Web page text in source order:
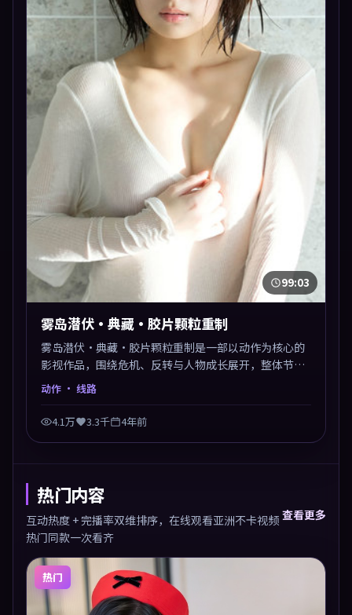
99:03
雾岛潜伏·典藏·胶片颗粒重制
雾岛潜伏·典藏·胶片颗粒重制是一部以动作为核心的
影视作品，围绕危机、反转与人物成长展开，整体节奏
紧凑，值得推荐观看。
动作 · 线路
4.1万 3.3千 4年前
热门内容
互动热度 + 完播率双维排序，在线观看亚洲不卡视频
热门同款一次看齐
查看更多
热门